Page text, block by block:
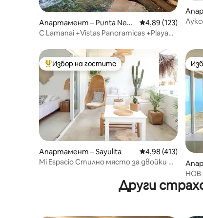
Апартамент – Punta Negr
a
Средна оценка:
4,89 (123)
C Lamanai +Vistas Panoramicas +Playa
Най-популярен избор на гостите
Избор на гостите
Апартамент – Sayulita Средна оценка:
4,98 (413)
Mi Espacio Стилно място за двойки на
НОВ
Други